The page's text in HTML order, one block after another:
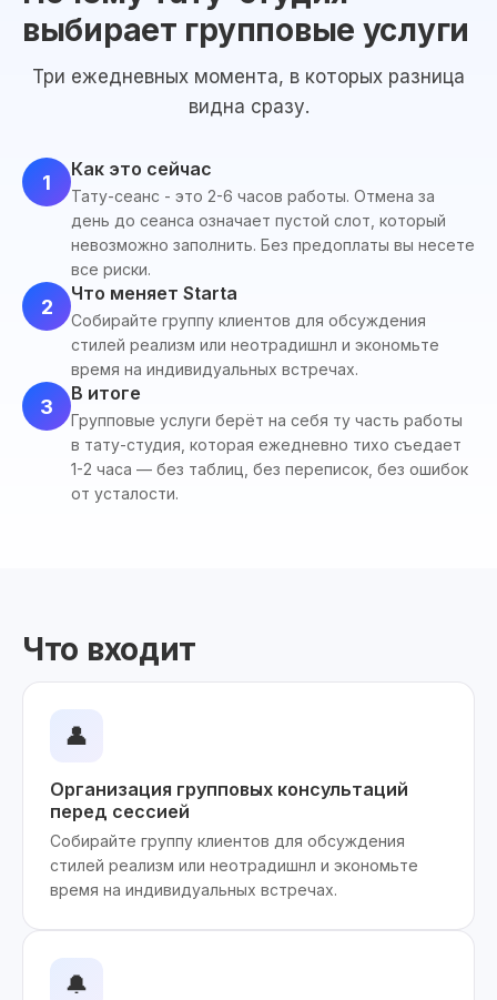
выбирает групповые услуги
Три ежедневных момента, в которых разница
видна сразу.
1
Как это сейчас
Тату-сеанс - это 2-6 часов работы. Отмена за
день до сеанса означает пустой слот, который
невозможно заполнить. Без предоплаты вы несете
все риски.
2
Что меняет Starta
Собирайте группу клиентов для обсуждения
стилей реализм или неотрадишнл и экономьте
время на индивидуальных встречах.
3
В итоге
Групповые услуги берёт на себя ту часть работы
в тату-студия, которая ежедневно тихо съедает
1-2 часа — без таблиц, без переписок, без ошибок
от усталости.
Что входит
👤
Организация групповых консультаций
перед сессией
Собирайте группу клиентов для обсуждения
стилей реализм или неотрадишнл и экономьте
время на индивидуальных встречах.
🔔